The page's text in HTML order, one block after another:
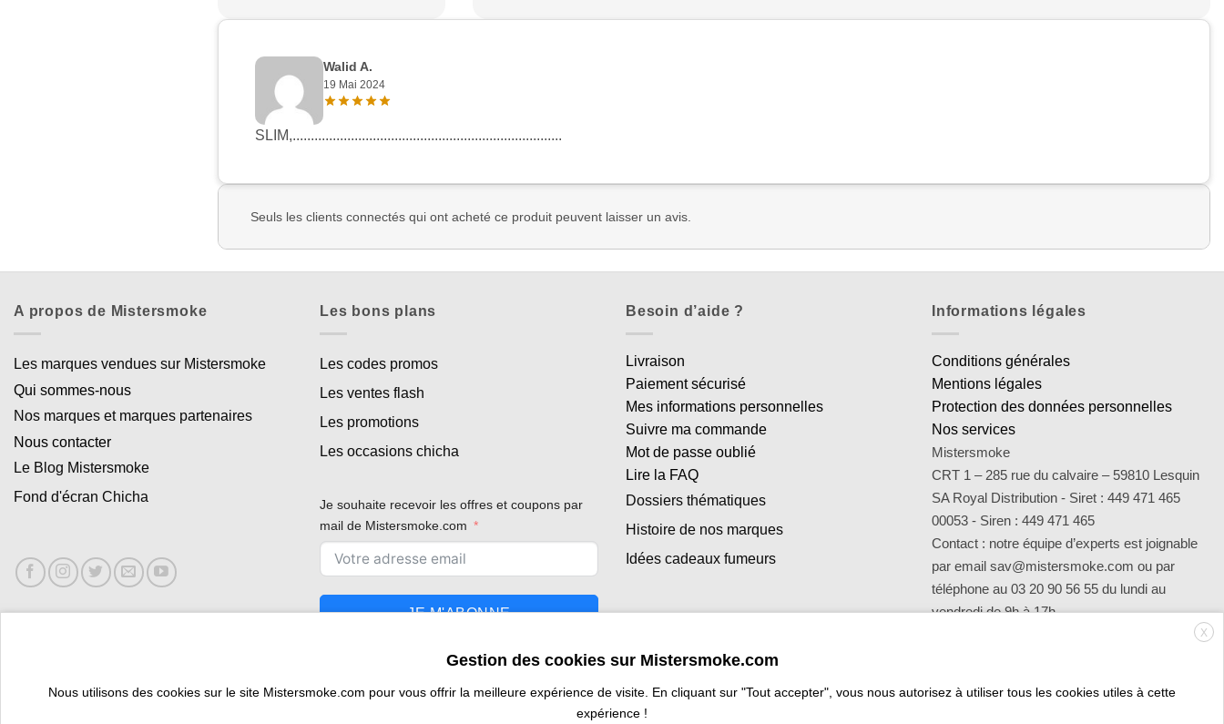
Walid A.
19 Mai 2024
SLIM,..........................................................................
Seuls les clients connectés qui ont acheté ce produit peuvent laisser un avis.
A propos de Mistersmoke
Les marques vendues sur Mistersmoke
Qui sommes-nous
Nos marques et marques partenaires
Nous contacter
Le Blog Mistersmoke
Fond d'écran Chicha
Les bons plans
Les codes promos
Les ventes flash
Les promotions
Les occasions chicha
Je souhaite recevoir les offres et coupons par
mail de Mistersmoke.com
JE M'ABONNE
Besoin d’aide ?
Livraison
Paiement sécurisé
Mes informations personnelles
Suivre ma commande
Mot de passe oublié
Lire la FAQ
Dossiers thématiques
Histoire de nos marques
Idées cadeaux fumeurs
Informations légales
Conditions générales
Mentions légales
Protection des données personnelles
Nos services
Mistersmoke
CRT 1 – 285 rue du calvaire – 59810 Lesquin
SA Royal Distribution - Siret : 449 471 465
00053 - Siren : 449 471 465
Contact : notre équipe d’experts est joignable
par email sav@mistersmoke.com ou par
téléphone au 03 20 90 56 55 du lundi au
vendredi de 9h à 17h.
X
Gestion des cookies sur Mistersmoke.com
Nous utilisons des cookies sur le site Mistersmoke.com pour vous offrir la meilleure expérience de visite. En cliquant sur "Tout accepter", vous nous autorisez à utiliser tous les cookies utiles à cette
expérience !